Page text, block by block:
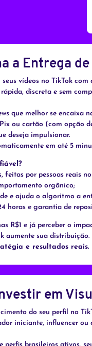
a Entrega
vídeos no TikTok
discreta e sem
que melhor se encaixa
ou cartão (com opção
deseja impulsionar.
em até 5
feitas por pessoas reais
orgânico;
e ajuda o algoritmo a
horas e garantia de
R$1 e já perceber o
aumente sua distribuição.
e resultados
em
do seu perfil no
iniciante, influencer